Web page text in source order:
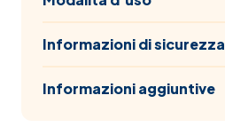
Informazioni di sicurezza
Informazioni aggiuntive